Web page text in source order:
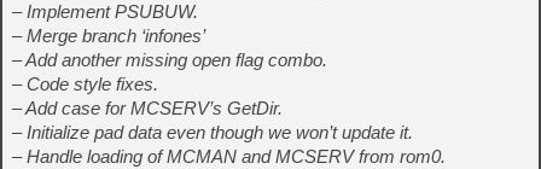
– Implement PSUBUW.
– Merge branch ‘infones’
– Add another missing open flag combo.
– Code style fixes.
– Add case for MCSERV’s GetDir.
– Initialize pad data even though we won’t update it.
– Handle loading of MCMAN and MCSERV from rom0.